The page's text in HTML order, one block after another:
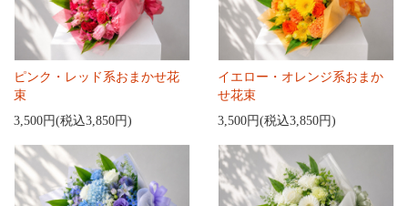
ピンク・レッド系おまかせ花
束
3,500円(税込3,850円)
イエロー・オレンジ系おまか
せ花束
3,500円(税込3,850円)